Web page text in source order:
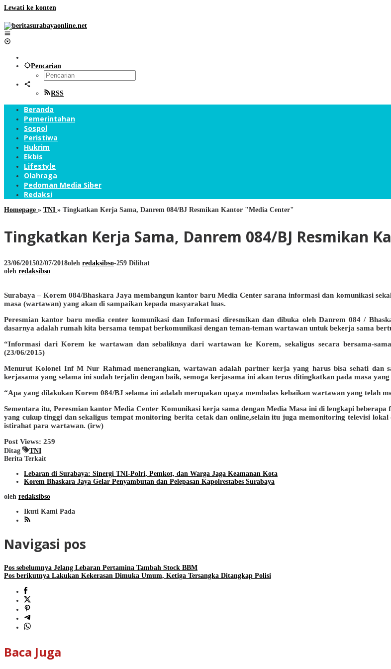
Lewati ke konten
Pencarian
RSS
Beranda
Pemerintahan
Sospol
Peristiwa
Hukrim
Ekbis
Lifestyle
Olahraga
Pedoman Media Siber
Redaksi
Homepage » TNI » Tingkatkan Kerja Sama, Danrem 084/BJ Resmikan Kantor "Media Center"
Tingkatkan Kerja Sama, Danrem 084/BJ Resmikan
23/06/201502/07/2018oleh redaksibso-259 Dilihat
oleh redaksibso
Surabaya – Korem 084/Bhaskara Jaya membangun kantor baru Media Center sarana informasi dan komunikasi
masa (wartawan) yang akan di sampaikan kepada masyarakat luas.
Peresmian kantor baru media center komunikasi dan Informasi diresmikan dan dibuka oleh Danrem 084 /
dasarnya adalah rumah kita bersama tempat berkomunikasi dengan teman-teman wartawan untuk bekerja sama
“Informasi dari Korem ke wartawan dan sebaliknya dari wartawan ke Korem, sekaligus secara bersama-
(23/06/2015)
Menurut Kolonel Inf M Nur Rahmad menerangkan, wartawan adalah partner kerja yang harus bisa sehati dan
kerjasama yang selama ini sudah terjalin dengan baik, semoga kerjasama ini akan terus ditingkatkan pada masa yang
“Apa yang dilakukan Korem 084/BJ selama ini adalah merupakan upaya membalas kebaikan wartawan yang telah
Sementara itu, Peresmian kantor Media Center Komunikasi kerja sama dengan Media Masa ini di lengkapi
yang cukup tinggi dan sekaligus tempat monitoring berita cetak dan online,selain itu juga memonitoring televisi
istirahat para wartawan. (irw)
Post Views: 259
Ditag
TNI
Berita Terkait
Lebaran di Surabaya: Sinergi TNI-Polri, Pemkot, dan Warga Jaga Keamanan Kota
Korem Bhaskara Jaya Gelar Penyambutan dan Pelepasan Kapolrestabes Surabaya
oleh redaksibso
Ikuti Kami Pada
Navigasi pos
Pos sebelumnya Jelang Lebaran Pertamina Tambah Stock BBM
Pos berikutnya Lakukan Kekerasan Dimuka Umum, Ketiga Tersangka Ditangkap Polisi
Baca Juga